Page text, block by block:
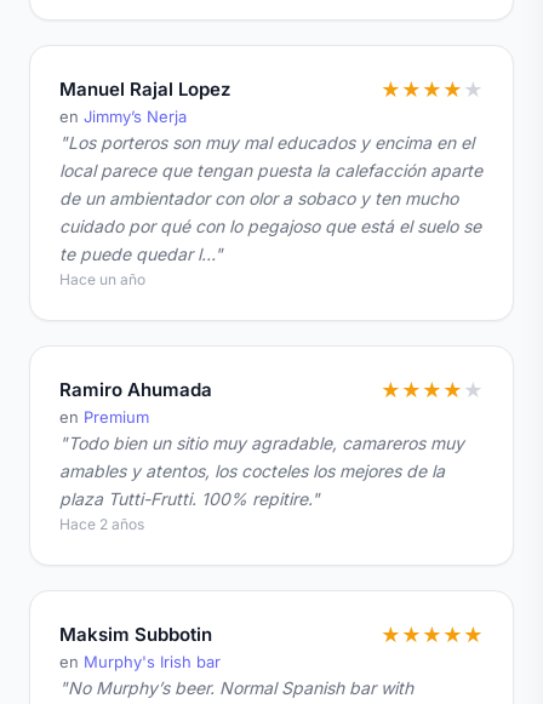
Manuel Rajal Lopez
en Jimmy’s Nerja
★ ★ ★ ★ ★
"Los porteros son muy mal educados y encima en el
local parece que tengan puesta la calefacción aparte
de un ambientador con olor a sobaco y ten mucho
cuidado por qué con lo pegajoso que está el suelo se
te puede quedar l…"
Hace un año
Ramiro Ahumada
en Premium
★ ★ ★ ★ ★
"Todo bien un sitio muy agradable, camareros muy
amables y atentos, los cocteles los mejores de la
plaza Tutti-Frutti. 100% repitire."
Hace 2 años
Maksim Subbotin
en Murphy's Irish bar
★ ★ ★ ★ ★
"No Murphy’s beer. Normal Spanish bar with